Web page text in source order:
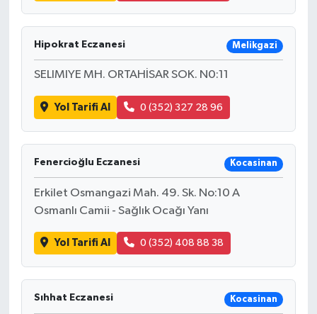
Hipokrat Eczanesi Melikgazi
SELIMIYE MH. ORTAHİSAR SOK. N0:11
Yol Tarifi Al 0 (352) 327 28 96
Fenercioğlu Eczanesi Kocasinan
Erkilet Osmangazi Mah. 49. Sk. No:10 A
Osmanlı Camii - Sağlık Ocağı Yanı
Yol Tarifi Al 0 (352) 408 88 38
Sıhhat Eczanesi Kocasinan